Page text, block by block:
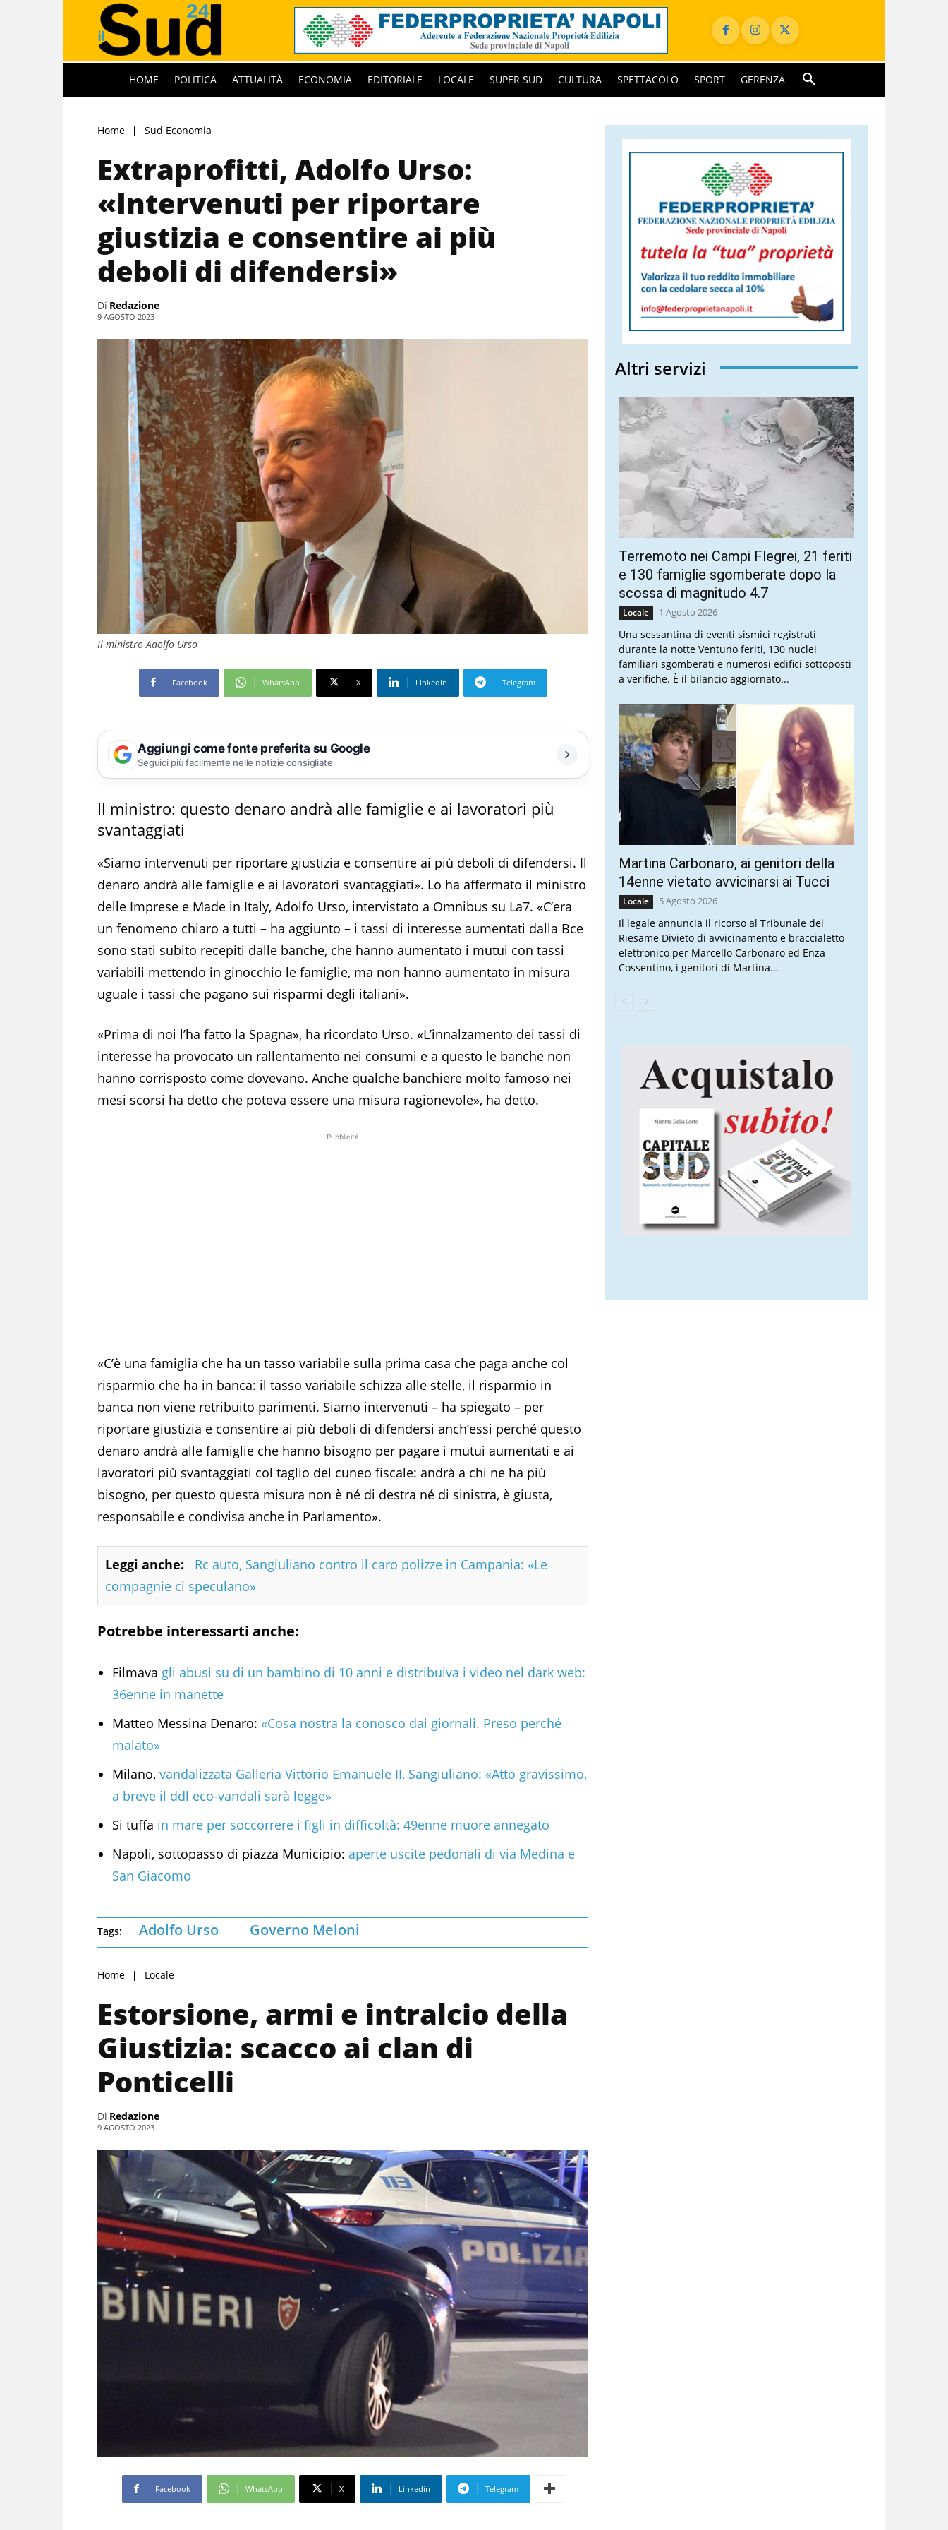
HOME POLITICA ATTUALITÀ ECONOMIA EDITORIALE LOCALE SUPER SUD CULTURA SPETTACOLO SPORT GERENZA
Home Sud Economia
Extraprofitti, Adolfo Urso:
«Intervenuti per riportare
giustizia e consentire ai più
deboli di difendersi»
Di Redazione
9 AGOSTO 2023
Il ministro Adolfo Urso
Facebook WhatsApp X Linkedin Telegram
Aggiungi come fonte preferita su Google
Seguici più facilmente nelle notizie consigliate
Il ministro: questo denaro andrà alle famiglie e ai lavoratori più
svantaggiati
«Siamo intervenuti per riportare giustizia e consentire ai più deboli di difendersi. Il
denaro andrà alle famiglie e ai lavoratori svantaggiati». Lo ha affermato il ministro
delle Imprese e Made in Italy, Adolfo Urso, intervistato a Omnibus su La7. «C’era
un fenomeno chiaro a tutti – ha aggiunto – i tassi di interesse aumentati dalla Bce
sono stati subito recepiti dalle banche, che hanno aumentato i mutui con tassi
variabili mettendo in ginocchio le famiglie, ma non hanno aumentato in misura
uguale i tassi che pagano sui risparmi degli italiani».
«Prima di noi l’ha fatto la Spagna», ha ricordato Urso. «L’innalzamento dei tassi di
interesse ha provocato un rallentamento nei consumi e a questo le banche non
hanno corrisposto come dovevano. Anche qualche banchiere molto famoso nei
mesi scorsi ha detto che poteva essere una misura ragionevole», ha detto.
Pubblicità
«C’è una famiglia che ha un tasso variabile sulla prima casa che paga anche col
risparmio che ha in banca: il tasso variabile schizza alle stelle, il risparmio in
banca non viene retribuito parimenti. Siamo intervenuti – ha spiegato – per
riportare giustizia e consentire ai più deboli di difendersi anch’essi perché questo
denaro andrà alle famiglie che hanno bisogno per pagare i mutui aumentati e ai
lavoratori più svantaggiati col taglio del cuneo fiscale: andrà a chi ne ha più
bisogno, per questo questa misura non è né di destra né di sinistra, è giusta,
responsabile e condivisa anche in Parlamento».
Leggi anche:
Rc auto, Sangiuliano contro il caro polizze in Campania: «Le
compagnie ci speculano»
Potrebbe interessarti anche:
Filmava gli abusi su di un bambino di 10 anni e distribuiva i video nel dark web:
36enne in manette
Matteo Messina Denaro: «Cosa nostra la conosco dai giornali. Preso perché
malato»
Milano, vandalizzata Galleria Vittorio Emanuele II, Sangiuliano: «Atto gravissimo,
a breve il ddl eco-vandali sarà legge»
Si tuffa in mare per soccorrere i figli in difficoltà: 49enne muore annegato
Napoli, sottopasso di piazza Municipio: aperte uscite pedonali di via Medina e
San Giacomo
Tags: Adolfo Urso Governo Meloni
Home Locale
Estorsione, armi e intralcio della
Giustizia: scacco ai clan di
Ponticelli
Di Redazione
9 AGOSTO 2023
Facebook WhatsApp X Linkedin Telegram
Altri servizi
Terremoto nei Campi Flegrei, 21 feriti
e 130 famiglie sgomberate dopo la
scossa di magnitudo 4.7
Locale 1 Agosto 2026
Una sessantina di eventi sismici registrati
durante la notte Ventuno feriti, 130 nuclei
familiari sgomberati e numerosi edifici sottoposti
a verifiche. È il bilancio aggiornato...
Martina Carbonaro, ai genitori della
14enne vietato avvicinarsi ai Tucci
Locale 5 Agosto 2026
Il legale annuncia il ricorso al Tribunale del
Riesame Divieto di avvicinamento e braccialetto
elettronico per Marcello Carbonaro ed Enza
Cossentino, i genitori di Martina...